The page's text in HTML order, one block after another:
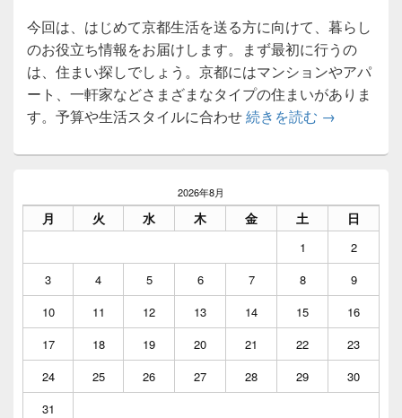
今回は、はじめて京都生活を送る方に向けて、暮らし
のお役立ち情報をお届けします。まず最初に行うの
は、住まい探しでしょう。京都にはマンションやアパ
ート、一軒家などさまざまなタイプの住まいがありま
す。予算や生活スタイルに合わせ続きを読む 快適な京都
→
ン
2026年8月
月 火 水 木 金 土 日
1
2
3
4 5 6 7 8
9
10
11 12 13 14 15
16
17
18 19 20 21 22
23
24
25 26 27 28 29
30
31